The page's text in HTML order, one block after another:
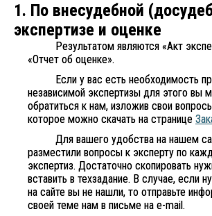
1. По внесудебной
экспертизе и оценке
Результатом являются «Акт
«Отчет об оценке».
Если у вас есть необходимость
независимой экспертизы для этого вы
обратиться к нам, изложив свои
которое можно скачать на странице
Для вашего удобства на нашем
разместили вопросы к эксперту по
экспертиз. Достаточно скопировать
вставить в техзадание. В случае, если
на сайте вы не нашли, то отправьте
своей теме нам в письме на e-mail.